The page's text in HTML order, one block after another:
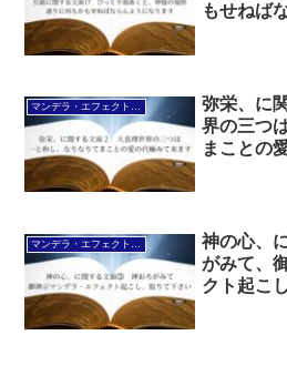
もせねば
マンデラ・エフェクト文面（2025年6月24日～
弥栄、に
界の三つ
まことの
神の心、
がみて、
クト起こ